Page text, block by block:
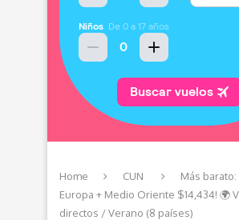
Home CUN
Más barato:
Europa + Medio Oriente $14,434! 🌍
directos / Verano (8 países)